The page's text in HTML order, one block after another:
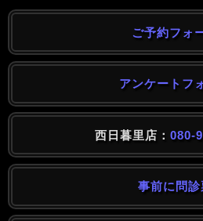
ご予約フォ
アンケートフ
西日暮里店： 080-
事前に問診